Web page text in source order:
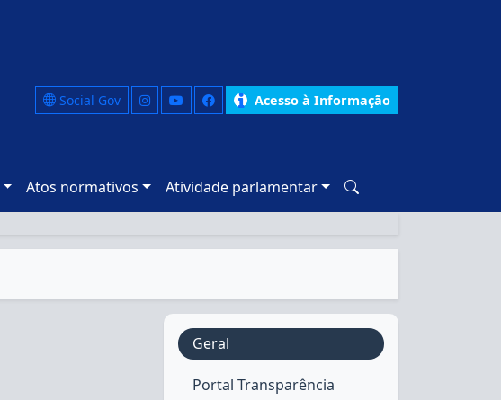
Social Gov Acesso à Informação
Atos normativos Atividade parlamentar
Geral
Portal Transparência